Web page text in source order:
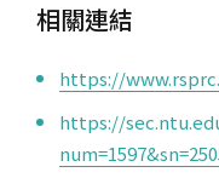
相關連結
https://
https://